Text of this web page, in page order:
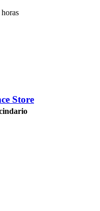
Store